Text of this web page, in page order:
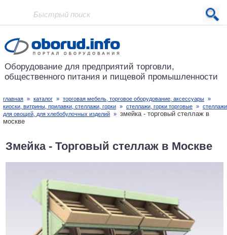
Проект основан в 2001 году
Оборудование для предприятий торговли,
общественного питания и пищевой промышленности
главная » каталог » торговая мебель, торговое оборудование, аксессуары »
киоски, витрины, прилавки, стеллажи, горки » стеллажи, горки торговые » стеллажи
для овощей, для хлебобулочных изделий » змейка - торговый стеллаж в
москве
Змейка - Торговый стеллаж в Москве